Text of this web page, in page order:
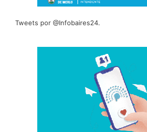
Tweets por @Infobaires24.